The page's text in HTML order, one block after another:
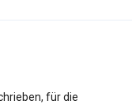
für die